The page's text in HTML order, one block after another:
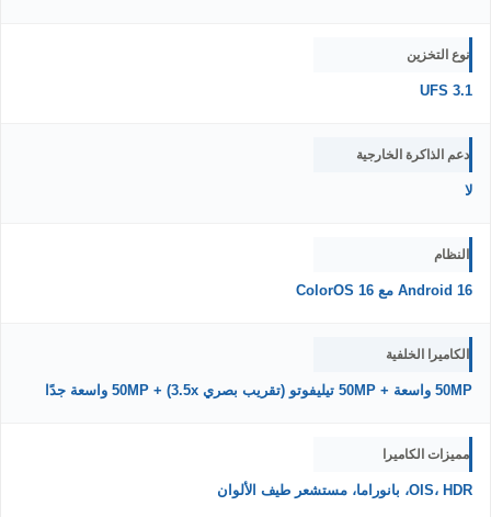
نوع التخزين
UFS 3.1
دعم الذاكرة الخارجية
لا
النظام
Android 16 مع ColorOS 16
الكاميرا الخلفية
50MP واسعة + 50MP تيليفوتو (تقريب بصري 3.5x) + 50MP واسعة جدًا
مميزات الكاميرا
OIS، HDR، بانوراما، مستشعر طيف الألوان